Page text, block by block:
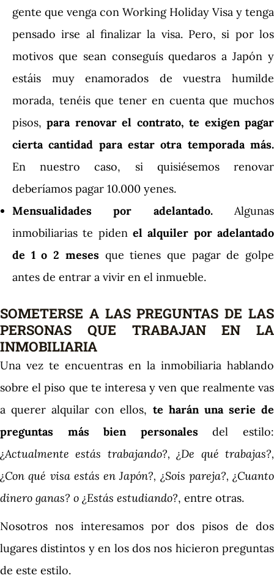
gente que venga con Working Holiday Visa y tenga
pensado irse al finalizar la visa. Pero, si por los
motivos que sean conseguís quedaros a Japón y
estáis muy enamorados de vuestra humilde
morada, tenéis que tener en cuenta que muchos
pisos, para renovar el contrato, te exigen pagar
cierta cantidad para estar otra temporada más.
En nuestro caso, si quisiésemos renovar
deberíamos pagar 10.000 yenes.
Mensualidades por adelantado. Algunas
inmobiliarias te piden el alquiler por adelantado
de 1 o 2 mesesque tienes que pagar de golpe
antes de entrar a vivir en el inmueble.
SOMETERSE A LAS PREGUNTAS DE LAS
PERSONAS QUE TRABAJAN EN LA
INMOBILIARIA
Una vez te encuentras en la inmobiliaria hablando
sobre el piso que te interesa y ven que realmente vas
a querer alquilar con ellos, te harán una serie de
preguntas más bien personalesdel estilo:
¿Actualmente estás trabajando?, ¿De qué trabajas?,
¿Con qué visa estás en Japón?, ¿Sois pareja?, ¿Cuanto
dinero ganas? o ¿Estás estudiando?, entre otras.
Nosotros nos interesamos por dos pisos de dos
lugares distintos y en los dos nos hicieron preguntas
de este estilo.